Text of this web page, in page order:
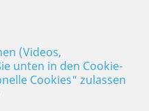
(Videos,
unten in den Cookie-
Cookies" zulassen